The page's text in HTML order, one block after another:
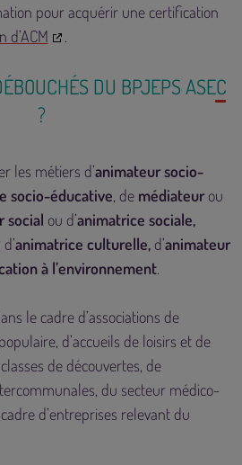
pour acquérir une certification
d’ACM .
DU BPJEPS ASEC
?
les métiers d’animateur socio-
socio-éducative, de médiateurou
social ou d’animatrice sociale,
animatrice culturelle, d’animateur
à l’environnement.
le cadre d’associations de
d’accueils de loisirs et de
de découvertes, de
du secteur médico-
d’entreprises relevant du